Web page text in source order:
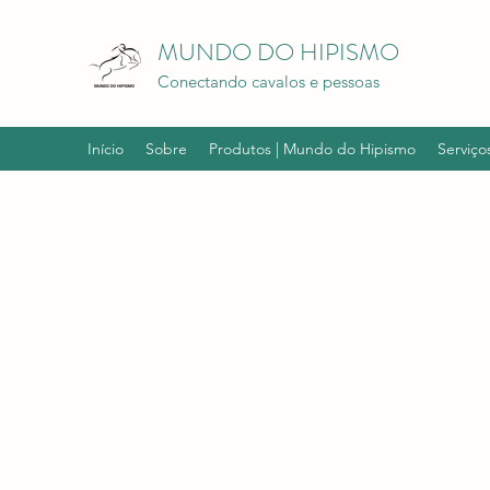
MUNDO DO HIPISMO
Conectando cavalos e pessoas
Início Sobre Produtos | Mundo do Hipismo